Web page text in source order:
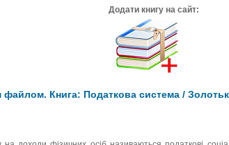
Додати книгу на сайт:
файлом. Книга: Податкова система /